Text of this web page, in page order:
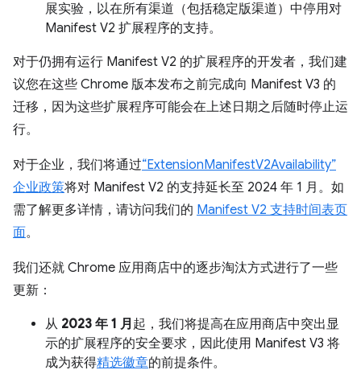
展实验，以在所有渠道（包括稳定版渠道）中停用对
Manifest V2 扩展程序的支持。
对于仍拥有运行 Manifest V2 的扩展程序的开发者，我们建
议您在这些 Chrome 版本发布之前完成向 Manifest V3 的
迁移，因为这些扩展程序可能会在上述日期之后随时停止运
行。
对于企业，我们将通过“ExtensionManifestV2Availability”
企业政策将对 Manifest V2 的支持延长至 2024 年 1 月。如
需了解更多详情，请访问我们的 Manifest V2 支持时间表页
面。
我们还就 Chrome 应用商店中的逐步淘汰方式进行了一些
更新：
从 2023 年 1 月 起，我们将提高在应用商店中突出显
示的扩展程序的安全要求，因此使用 Manifest V3 将
成为获得精选徽章的前提条件。